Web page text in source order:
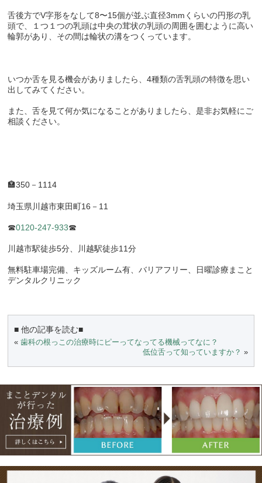
舌後方でV字形をなして8〜15個が並ぶ直径3mmくらいの円形の乳
頭で、１つ１つの乳頭は中央の茸状の乳頭の周囲を囲むように高い
輪郭があり、その間は輪状の溝をつくっています。
いつか舌を見る機会がありましたら、4種類の舌乳頭の特徴を思い
出してみてください。
また、舌を見て何か気になることがありましたら、是非お気軽にご
相談ください。
🏣350 － 1114
埼玉県川越市東田町16 － 11
☎0120-247-933☎
川越市駅徒歩5分、川越駅徒歩11分
無料駐車場完備、キッズルーム有、バリアフリー、日曜診療まこと
デンタルクリニック
■ 他の記事を読む■
«歯科の根っこの治療時にピーってなってる機械ってなに？
低位舌って知っていますか？ »